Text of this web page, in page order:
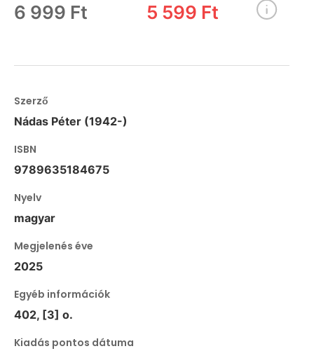
6 999 Ft 5 599 Ft
Szerző
Nádas Péter (1942-)
ISBN
9789635184675
Nyelv
magyar
Megjelenés éve
2025
Egyéb információk
402, [3] o.
Kiadás pontos dátuma